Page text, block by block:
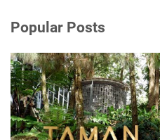
Popular Posts